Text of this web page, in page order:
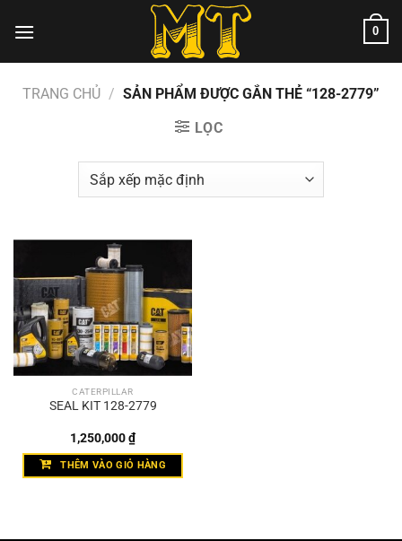
đến
0
TRANG CHỦ / SẢN PHẨM ĐƯỢC GẮN THẺ “128-2779”
LỌC
CATERPILLAR
SEAL KIT 128-2779
1,250,000₫
THÊM VÀO GIỎ HÀNG